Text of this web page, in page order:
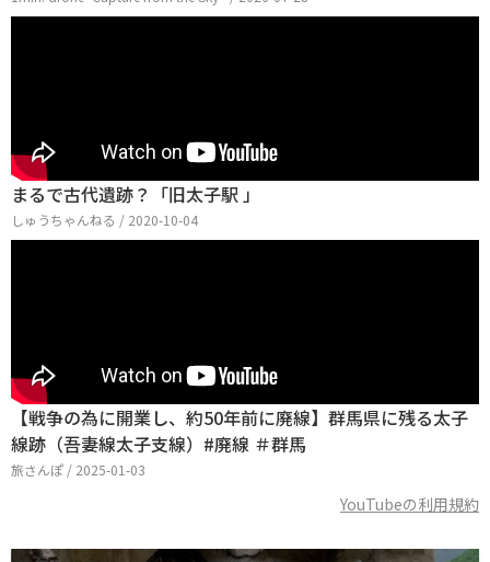
まるで古代遺跡？「旧太子駅 」
しゅうちゃんねる / 2020-10-04
【戦争の為に開業し、約50年前に廃線】群馬県に残る太子
線跡（吾妻線太子支線）#廃線 ＃群馬
旅さんぽ / 2025-01-03
YouTubeの利用規約